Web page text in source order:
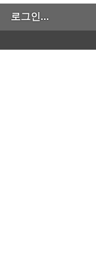
로그인...